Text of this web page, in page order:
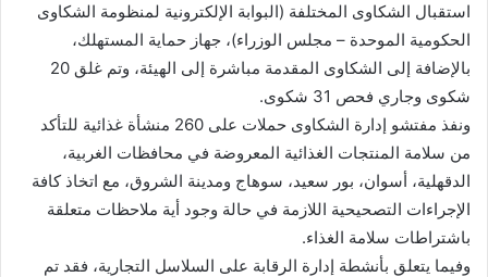
استقبال الشكاوى المختلفة (البوابة الإلكترونية لمنظومة الشكاوى
الحكومية الموحدة – مجلس الوزراء)، جهاز حماية المستهلك،
بالإضافة إلى الشكاوى المقدمة مباشرة إلى الهيئة، وتم غلق 20
شكوى وجاري فحص 31 شكوى.
ونفذ مفتشو إدارة الشكاوى حملات على 260 منشأة غذائية للتأكد
من سلامة المنتجات الغذائية المعروضة في محافظات الغربية،
الدقهلية، أسوان، بور سعيد، سوهاج ومدينة الشروق، مع اتخاذ كافة
الإجراءات التصحيحية اللازمة في حالة وجود أية ملاحظات متعلقة
باشتراطات سلامة الغذاء.
وفيما يتعلق بأنشطة إدارة الرقابة على السلاسل التجارية، فقد تم